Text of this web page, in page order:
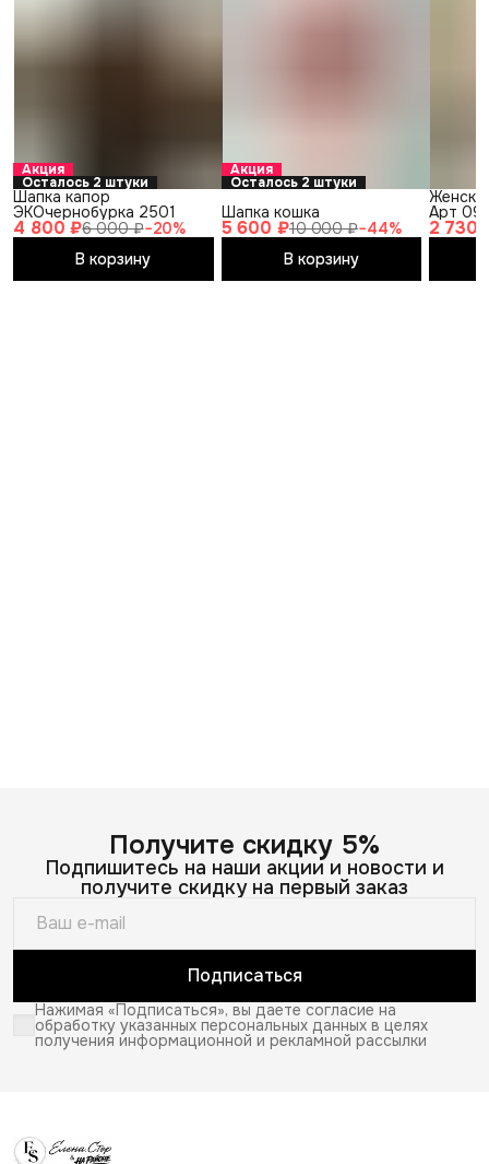
Акция
Осталось 2 штуки
4 800 ₽6 000 ₽−20%
Шапка капор
ЭКОчернобурка 2501
В корзину
Акция
Осталось 2 штуки
5 600 ₽10 000 ₽−44%
Шапка кошка
В корзину
2 730
Арт
Получите скидку 5%
Подпишитесь на наши акции и новости и
получите скидку на первый заказ
Подписаться
Нажимая «Подписаться», вы даете согласие на
обработку указанных персональных данных в целях
получения информационной и рекламной рассылки